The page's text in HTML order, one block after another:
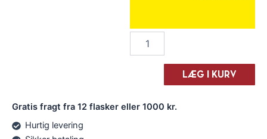
fra
LÆG I KURV
Gratis fragt fra 12 flasker eller 1000 kr.
Hurtig levering